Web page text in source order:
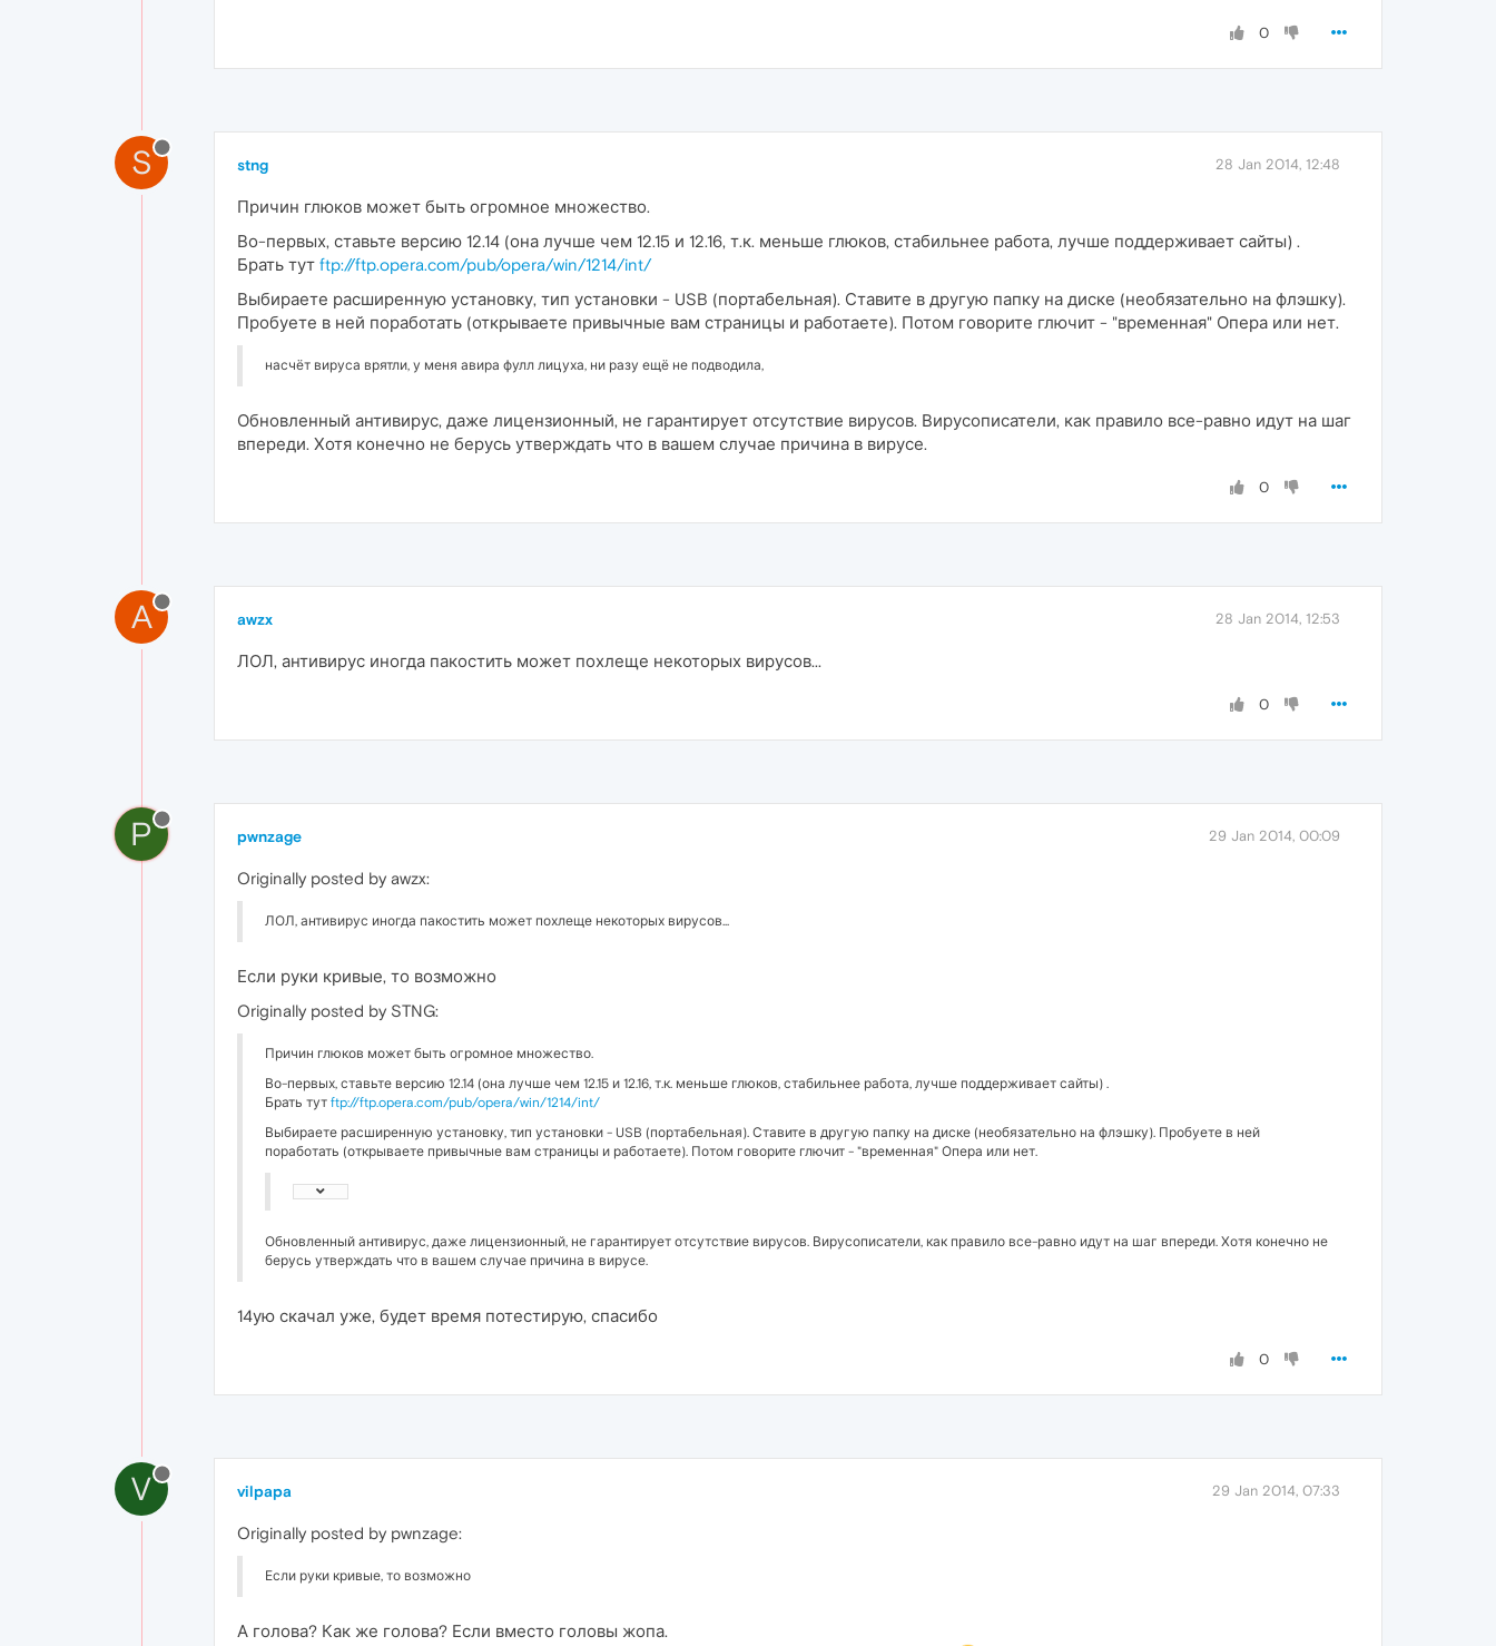
0
S stng 28 Jan 2014, 12:48
Причин глюков может быть огромное множество.
Во-первых, ставьте версию 12.14 (она лучше чем 12.15 и 12.16, т.к. меньше глюков, стабильнее работа, лучше поддерживает сайты) .
Брать тут ftp://ftp.opera.com/pub/opera/win/1214/int/
Выбираете расширенную установку, тип установки - USB (портабельная). Ставите в другую папку на диске (необязательно на флэшку).
Пробуете в ней поработать (открываете привычные вам страницы и работаете). Потом говорите глючит - "временная" Опера или нет.
насчёт вируса врятли, у меня авира фулл лицуха, ни разу ещё не подводила,
Обновленный антивирус, даже лицензионный, не гарантирует отсутствие вирусов. Вирусописатели, как правило все-равно идут на шаг
впереди. Хотя конечно не берусь утверждать что в вашем случае причина в вирусе.
0
A awzx 28 Jan 2014, 12:53
ЛОЛ, антивирус иногда пакостить может похлеще некоторых вирусов...
0
P pwnzage 29 Jan 2014, 00:09
Originally posted by awzx:
ЛОЛ, антивирус иногда пакостить может похлеще некоторых вирусов...
Если руки кривые, то возможно
Originally posted by STNG:
Причин глюков может быть огромное множество.
Во-первых, ставьте версию 12.14 (она лучше чем 12.15 и 12.16, т.к. меньше глюков, стабильнее работа, лучше поддерживает сайты) .
Брать тут ftp://ftp.opera.com/pub/opera/win/1214/int/
Выбираете расширенную установку, тип установки - USB (портабельная). Ставите в другую папку на диске (необязательно на флэшку). Пробуете в ней
поработать (открываете привычные вам страницы и работаете). Потом говорите глючит - "временная" Опера или нет.
Обновленный антивирус, даже лицензионный, не гарантирует отсутствие вирусов. Вирусописатели, как правило все-равно идут на шаг впереди. Хотя конечно не
берусь утверждать что в вашем случае причина в вирусе.
14ую скачал уже, будет время потестирую, спасибо
0
V vilpapa 29 Jan 2014, 07:33
Originally posted by pwnzage:
Если руки кривые, то возможно
А голова? Как же голова? Если вместо головы жопа.